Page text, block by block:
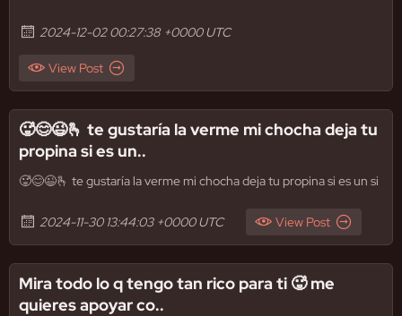
2024-12-02 00:27:38 +0000 UTC
View Post
🥵😊😉🫰 te gustaría la verme mi chocha deja tu
propina si es un..
🥵😊😉🫰 te gustaría la verme mi chocha deja tu propina si es un si
2024-11-30 13:44:03 +0000 UTC View Post
Mira todo lo q tengo tan rico para ti 🥵 me
quieres apoyar co..